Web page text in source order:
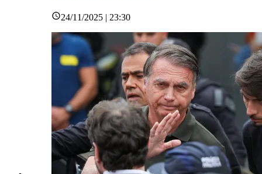
24/11/2025 | 23:30